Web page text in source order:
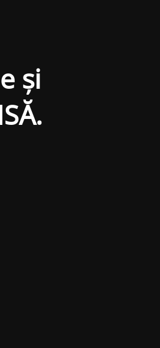
și